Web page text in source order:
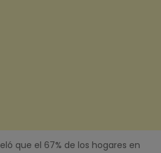
que el 67% de los hogares en